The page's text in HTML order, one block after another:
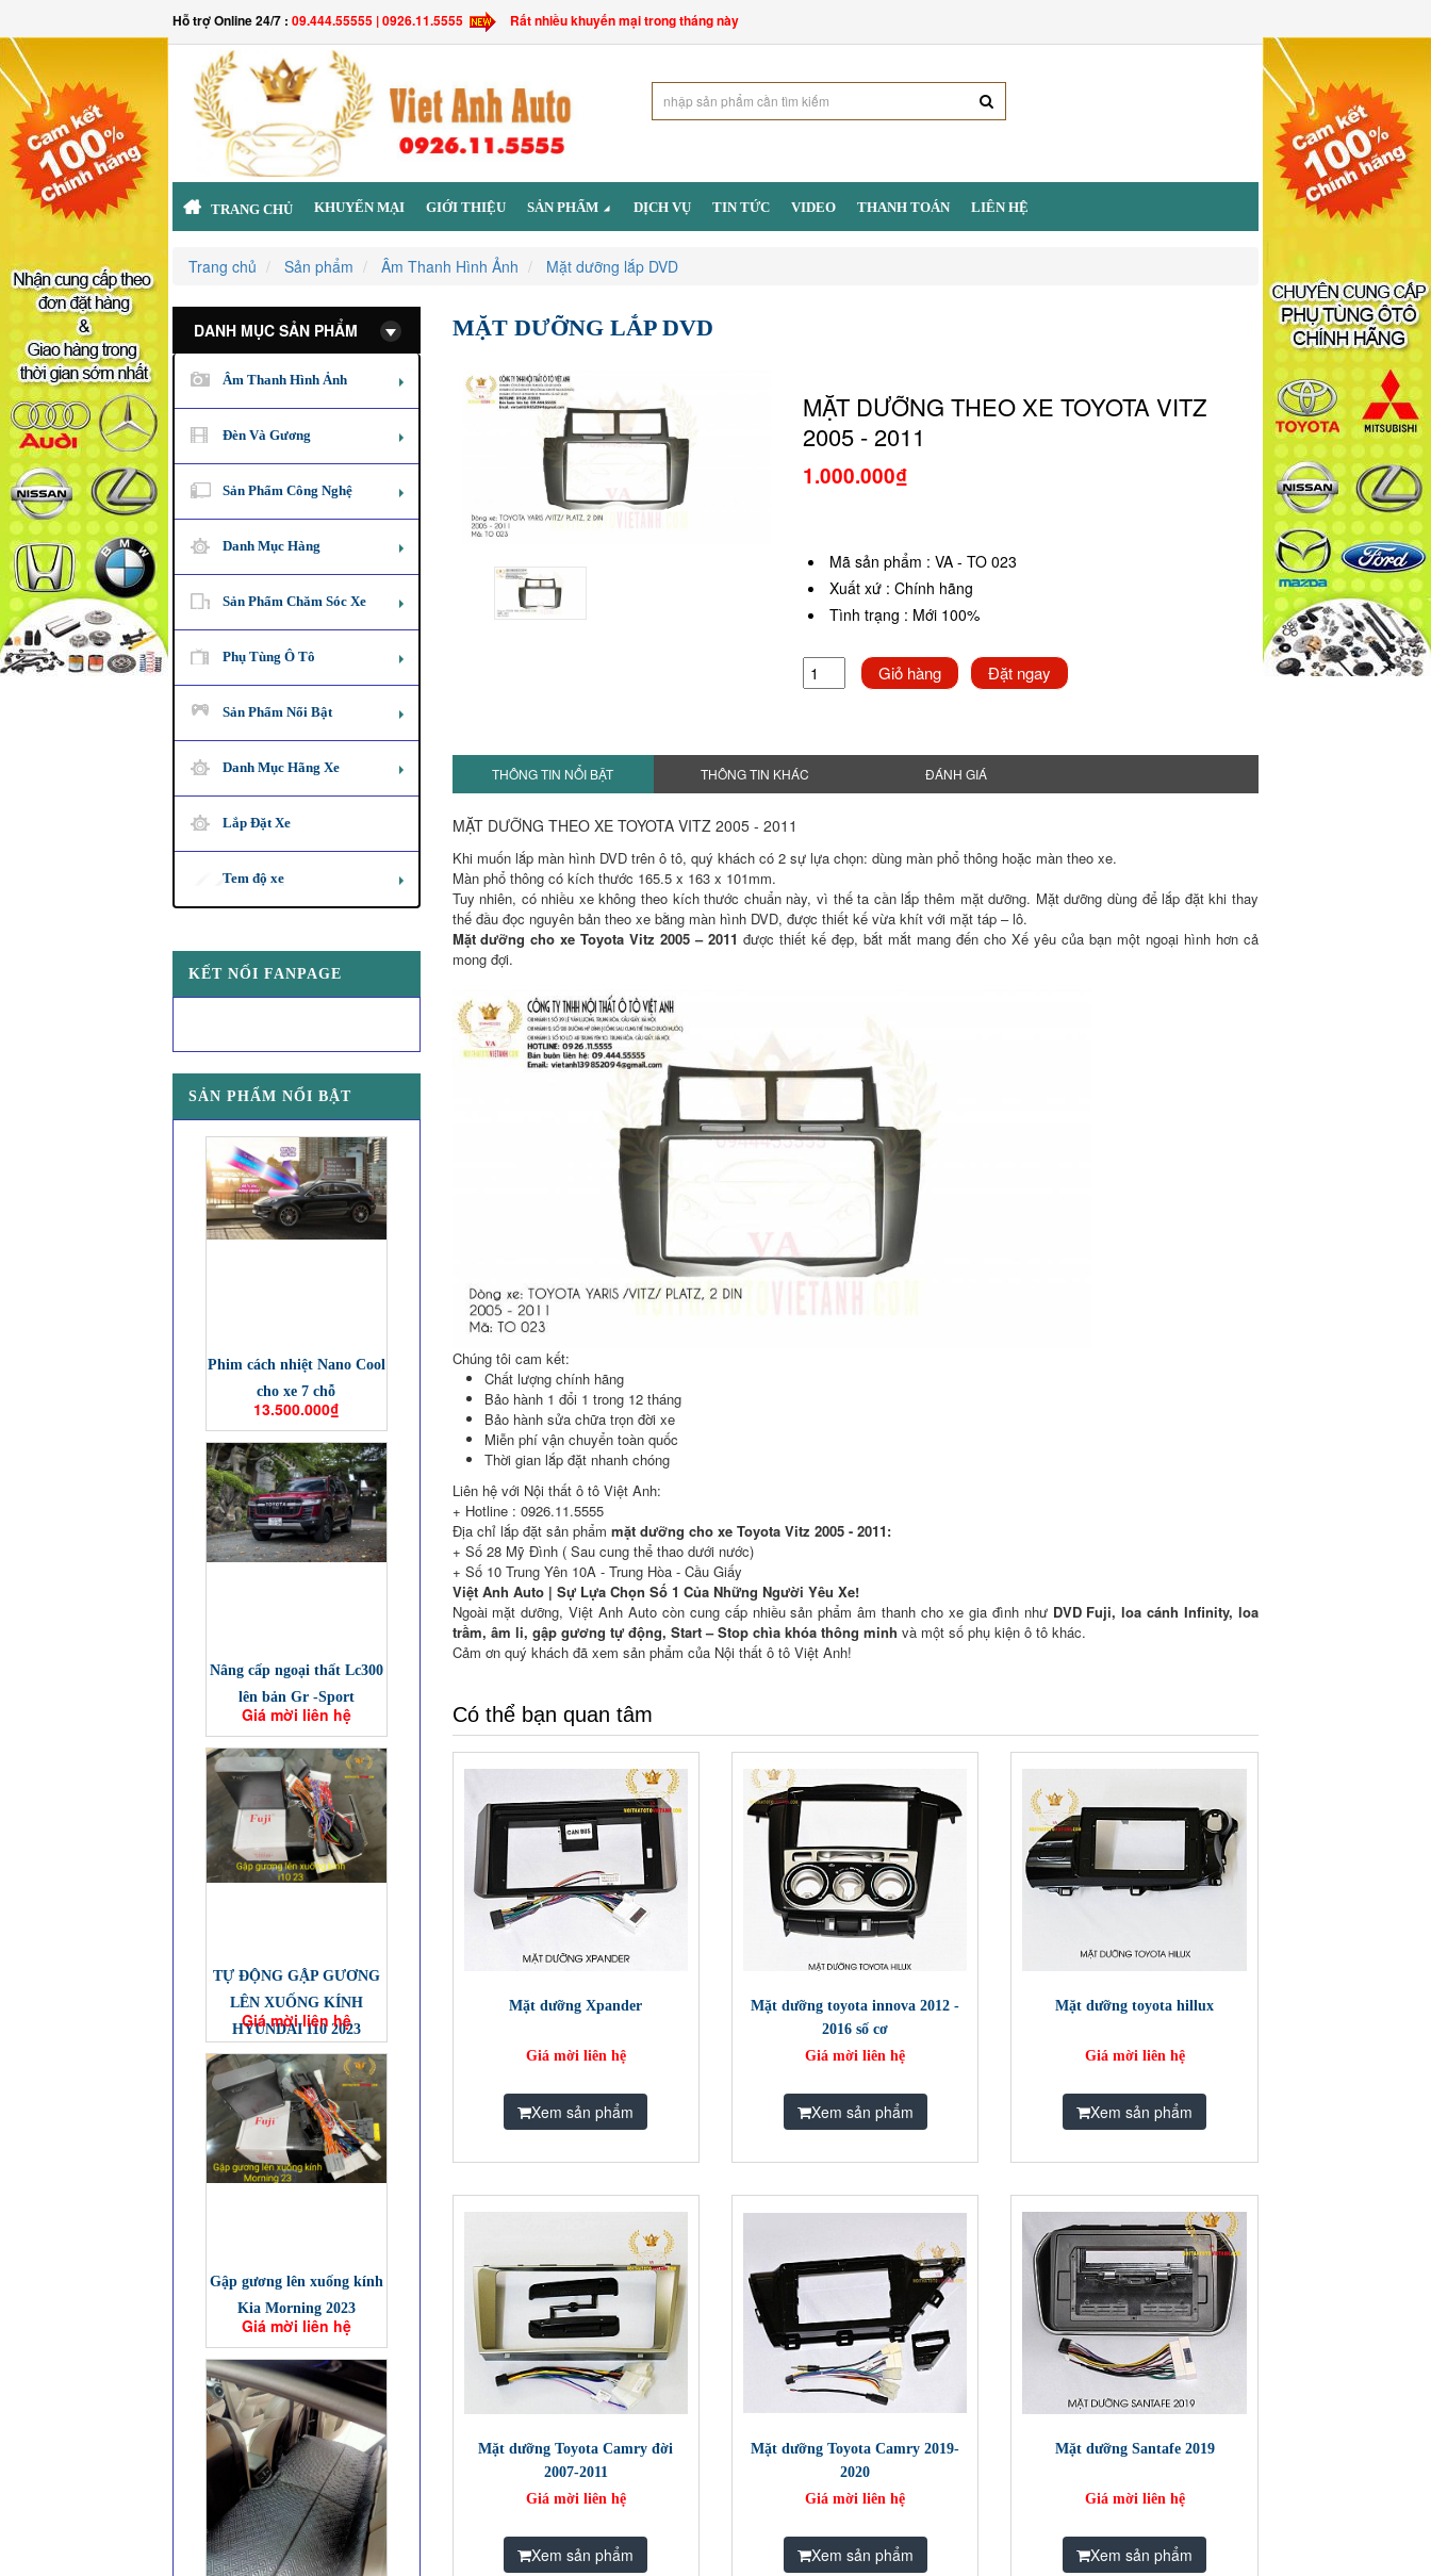
Hỗ trợ Online 24/7 : 09.444.55555 | 0926.11.5555 Rất nhiều khuyến mại trong tháng này
TRANG CHỦ KHUYẾN MẠI GIỚI THIỆU SẢN PHẨM DỊCH VỤ TIN TỨC VIDEO THANH TOÁN LIÊN HỆ
Trang chủ Sản phẩm Âm Thanh Hình Ảnh Mặt dưỡng lắp DVD
DANH MỤC SẢN PHẨM
Âm Thanh Hình Ảnh
Đèn Và Gương
Sản Phẩm Công Nghệ
Danh Mục Hàng
Sản Phẩm Chăm Sóc Xe
Phụ Tùng Ô Tô
Sản Phẩm Nổi Bật
Danh Mục Hãng Xe
Lắp Đặt Xe
Tem độ xe
KẾT NỐI FANPAGE
SẢN PHẨM NỔI BẬT
Phim cách nhiệt Nano Cool
cho xe 7 chỗ
13.500.000₫
Nâng cấp ngoại thất Lc300
lên bản Gr -Sport
Giá mời liên hệ
TỰ ĐỘNG GẬP GƯƠNG
LÊN XUỐNG KÍNH
HYUNDAI I10 2023
Giá mời liên hệ
Gập gương lên xuống kính
Kia Morning 2023
Giá mời liên hệ
MẶT DƯỠNG LẮP DVD
MẶT DƯỠNG THEO XE TOYOTA VITZ
2005 - 2011
1.000.000₫
Mã sản phẩm :VA - TO 023
Xuất xứ :Chính hãng
Tình trạng : Mới 100%
Giỏ hàng Đặt ngay
THÔNG TIN NỔI BẬT THÔNG TIN KHÁC ĐÁNH GIÁ
MẶT DƯỠNG THEO XE TOYOTA VITZ 2005 - 2011
Khi muốn lắp màn hình DVD trên ô tô, quý khách có 2 sự lựa chọn: dùng màn phổ thông hoặc màn theo xe.
Màn phổ thông có kích thước 165.5 x 163 x 101mm.
Tuy nhiên, có nhiều xe không theo kích thước chuẩn này, vì thế ta cần lắp thêm mặt dưỡng. Mặt dưỡng dùng để lắp đặt khi thay
thế đầu đọc nguyên bản theo xe bằng màn hình DVD, được thiết kế vừa khít với mặt táp – lô.
Mặt dưỡng cho xe Toyota Vitz 2005 – 2011được thiết kế đẹp, bắt mắt mang đến cho Xế yêu của bạn một ngoại hình hơn cả
mong đợi.
Chúng tôi cam kết:
Chất lượng chính hãng
Bảo hành 1 đổi 1 trong 12 tháng
Bảo hành sửa chữa trọn đời xe
Miễn phí vận chuyển toàn quốc
Thời gian lắp đặt nhanh chóng
Liên hệ với Nội thất ô tô Việt Anh:
+ Hotline : 0926.11.5555
Địa chỉ lắp đặt sản phẩm mặt dưỡng cho xeToyota Vitz 2005 - 2011:
+ Số 28 Mỹ Đình ( Sau cung thể thao dưới nước)
+ Số 10 Trung Yên 10A - Trung Hòa - Cầu Giấy
Việt Anh Auto | Sự Lựa Chọn Số 1 Của Những Người Yêu Xe!
Ngoài mặt dưỡng, Việt Anh Auto còn cung cấp nhiều sản phẩm âm thanh cho xe gia đình như DVD Fuji, loa cánh Infinity, loa
trầm, âm li, gập gương tự động, Start – Stop chìa khóa thông minh và một số phụ kiện ô tô khác.
Cảm ơn quý khách đã xem sản phẩm của Nội thất ô tô Việt Anh!
Có thể bạn quan tâm
Mặt dưỡng Xpander
Giá mời liên hệ
Xem sản phẩm
Mặt dưỡng toyota innova 2012 -
2016 số cơ
Giá mời liên hệ
Xem sản phẩm
Mặt dưỡng toyota hillux
Giá mời liên hệ
Xem sản phẩm
Mặt dưỡng Toyota Camry đời
2007-2011
Giá mời liên hệ
Xem sản phẩm
Mặt dưỡng Toyota Camry 2019-
2020
Giá mời liên hệ
Xem sản phẩm
Mặt dưỡng Santafe 2019
Giá mời liên hệ
Xem sản phẩm